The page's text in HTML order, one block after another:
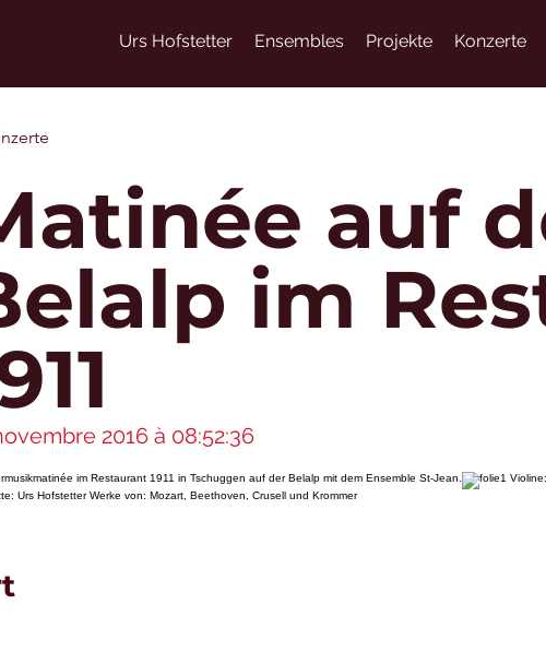
Urs Hofstetter Ensembles Projekte Konzerte
auf
im
2016 à 08:52:36
im Restaurant 1911 in Tschuggen auf der Belalp mit dem Ensemble St-Jean.
Urs Hofstetter Werke von: Mozart, Beethoven, Crusell und Krommer